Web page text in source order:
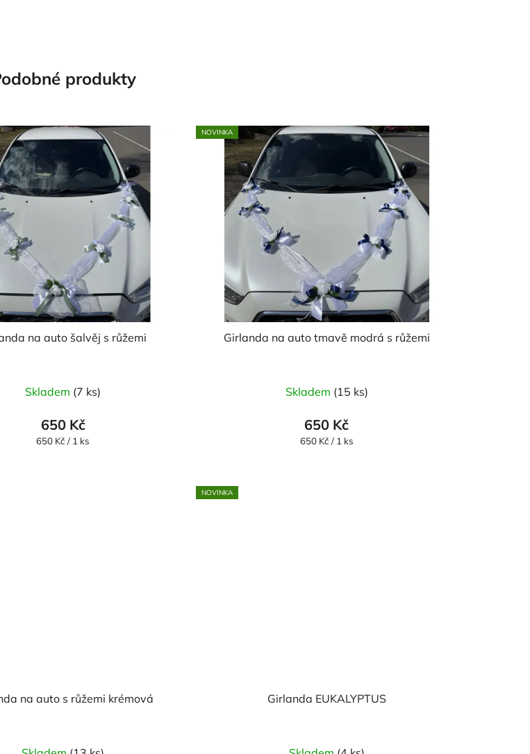
produkty
na auto šalvěj s růžemi
Skladem (7 ks)
650 Kč
Měrná
650 Kč / 1 ks
NOVINKA
Girlanda na auto tmavě modrá s růžemi
Skladem (15 ks)
650 Kč
Měrná
650 Kč / 1 ks
na auto s růžemi krémová
NOVINKA
Girlanda EUKALYPTUS